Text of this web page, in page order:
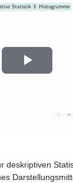
Play
deskriptiven